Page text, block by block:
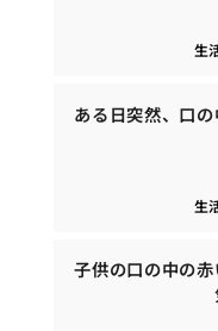
生
ある日突然、口
生
子供の口の中の